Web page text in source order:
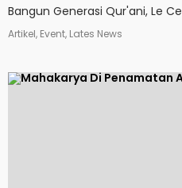
Bangun Generasi Qur'ani, Le
Artikel, Event, Lates News